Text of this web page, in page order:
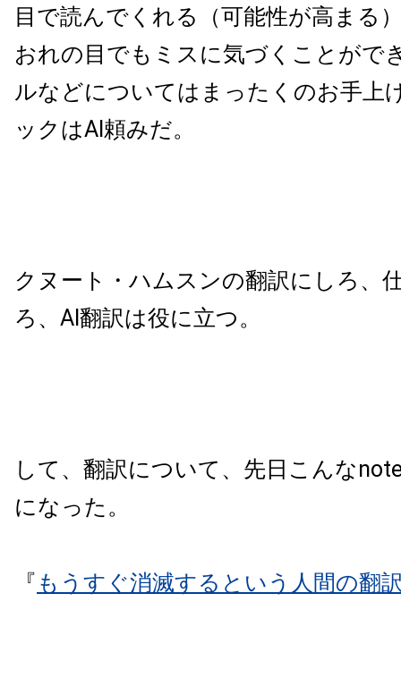
目で読んでくれる（可能性が高まる
おれの目でもミスに気づくことがで
ルなどについてはまったくのお手上
ックはAI頼みだ。
クヌート・ハムスンの翻訳にしろ、
ろ、AI翻訳は役に立つ。
して、翻訳について、先日こんな
になった。
『 もうすぐ消滅するという人間の翻